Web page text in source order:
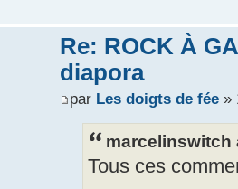
Re: ROCK À
diapora
par Les doigts de fée»
marcelinswitch
Tous ces